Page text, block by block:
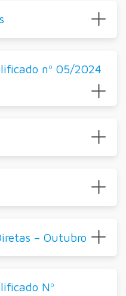
nº 05/2024
– Outubro
Nº